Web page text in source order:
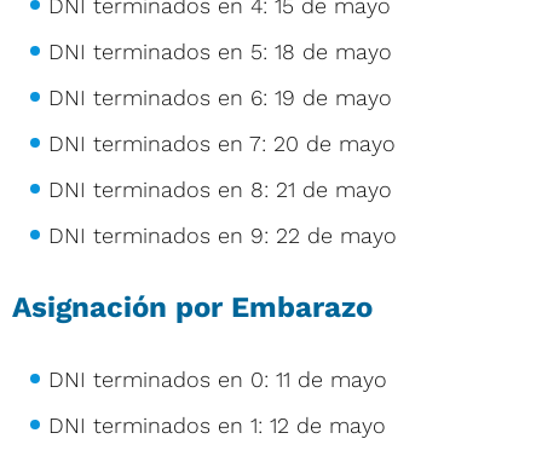
DNI terminados en 5: 18 de mayo
DNI terminados en 6: 19 de mayo
DNI terminados en 7: 20 de mayo
DNI terminados en 8: 21 de mayo
DNI terminados en 9: 22 de mayo
Asignación por Embarazo
DNI terminados en 0: 11 de mayo
DNI terminados en 1: 12 de mayo